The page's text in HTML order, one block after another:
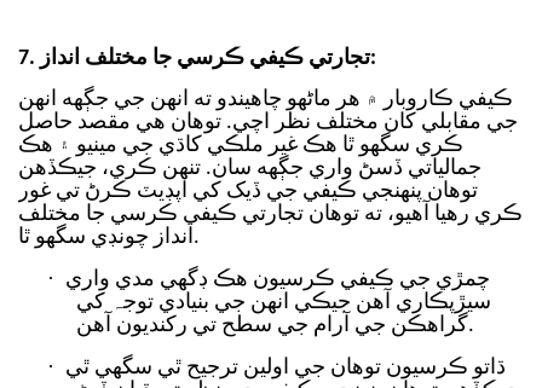
7. تجارتي ڪيفي ڪرسي جا مختلف انداز:
ڪيفي ڪاروبار ۾ هر ماڻهو چاهيندو ته انهن جي جڳهه انهن
جي مقابلي کان مختلف نظر اچي. توهان هي مقصد حاصل
ڪري سگهو ٿا هڪ غير ملڪي کاڌي جي مينيو ۽ هڪ
جمالياتي ڏسڻ واري جڳهه سان. تنهن ڪري، جيڪڏهن
توهان پنهنجي ڪيفي جي ڏيک کي اپڊيٽ ڪرڻ تي غور
ڪري رهيا آهيو، ته توهان تجارتي ڪيفي ڪرسي جا مختلف
انداز چونڊي سگهو ٿا.
·
سيڙپڪاري آهن جيڪي انهن جي بنيادي توجہ کي
گراهڪن جي آرام جي سطح تي رکنديون آهن.
·